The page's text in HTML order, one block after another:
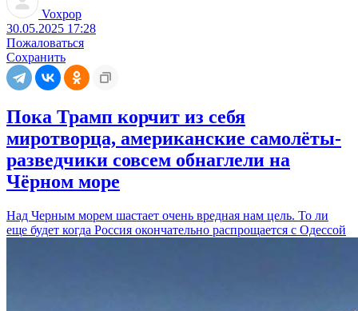
Voxpop
30.05.2025 17:28
Пожаловаться
Сохранить
Пока Трамп корчит из себя
миротворца, американские самолёты-
разведчики совсем обнаглели на
Чёрном море
Над Черным морем шастает очень вредная нам цель. То ли
еще будет когда Россия окончательно распрощается с Одессой